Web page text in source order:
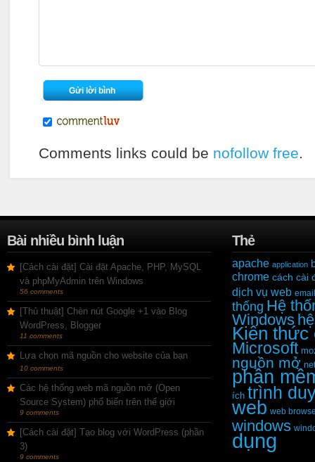
Comments links could be nofollow free.
Bài nhiều bình luận
[Cách cài đặt] Cài đặt Apache, PHP, MySQL
và phpMyAdmin trên Windows
56 comments
[Thủ thuật] Chèn nút Google +1 vào Blog
WordPress, Blogger
11 comments
Lựa chọn mã nguồn cho website của bạn
10 comments
Các hệ thống web mã nguồn mở (Open
Source System) phổ biến trên thế giới
9 comments
[Cách cài đặt] Tạo blog với WordPress (phần
3)
9 comments
Thẻ
apache application
chrome cách cài
dịch vụ web email
thống Hệ
Windows
Kiến thức
Microsoft
nguồn mở
phần
ích trình
web web
windows
dụng